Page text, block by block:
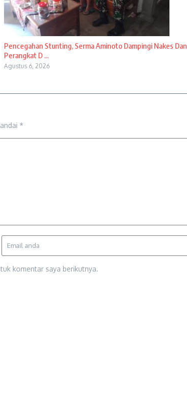
Pencegahan Stunting, Serma Aminoto Dampingi Nakes Dan
Perangkat D ...
Agustus 6, 2026
*
komentar saya berikutnya.